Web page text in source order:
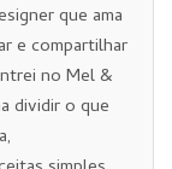
que ama
e compartilhar
no Mel &
dividir o que